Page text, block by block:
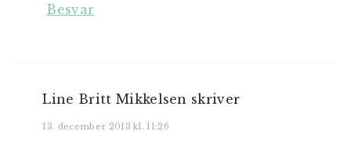
Besvar
Line Britt Mikkelsen skriver
13. december 2013 kl. 11:26